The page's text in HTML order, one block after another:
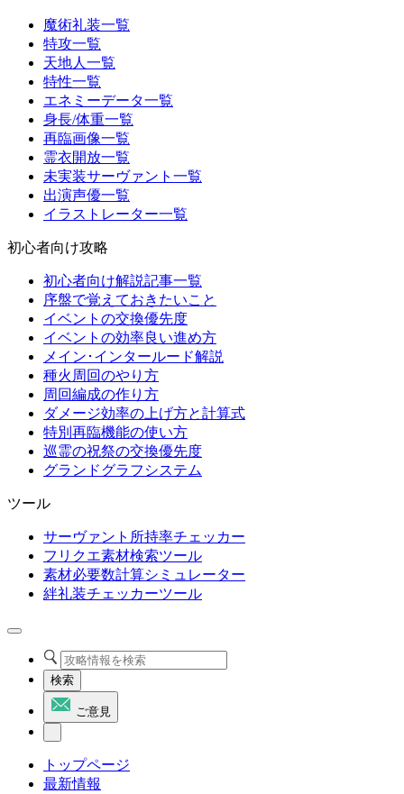
魔術礼装一覧
特攻一覧
天地人一覧
特性一覧
エネミーデータ一覧
身長/体重一覧
再臨画像一覧
霊衣開放一覧
未実装サーヴァント一覧
出演声優一覧
イラストレーター一覧
初心者向け攻略
初心者向け解説記事一覧
序盤で覚えておきたいこと
イベントの交換優先度
イベントの効率良い進め方
メイン･インタールード解説
種火周回のやり方
周回編成の作り方
ダメージ効率の上げ方と計算式
特別再臨機能の使い方
巡霊の祝祭の交換優先度
グランドグラフシステム
ツール
サーヴァント所持率チェッカー
フリクエ素材検索ツール
素材必要数計算シミュレーター
絆礼装チェッカーツール
検索
ご意見
トップページ
最新情報